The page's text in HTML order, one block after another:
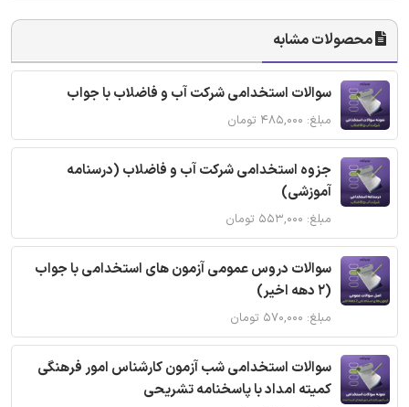
محصولات مشابه
سوالات استخدامی شرکت آب و فاضلاب با جواب
مبلغ: ۴۸۵,۰۰۰ تومان
جزوه استخدامی شرکت آب و فاضلاب (درسنامه
آموزشی)
مبلغ: ۵۵۳,۰۰۰ تومان
سوالات دروس عمومی آزمون های استخدامی با جواب
(2 دهه اخیر)
مبلغ: ۵۷۰,۰۰۰ تومان
سوالات استخدامی شب آزمون کارشناس امور فرهنگی
کمیته امداد با پاسخنامه تشریحی